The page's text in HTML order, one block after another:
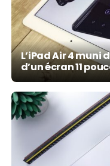
L’iPad Air 4 muni
d’un écran 11